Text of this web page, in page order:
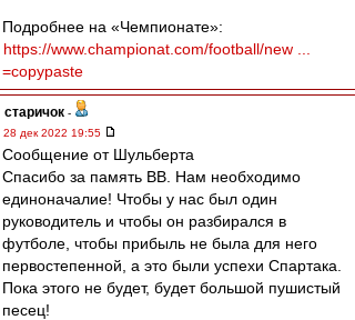
Подробнее на «Чемпионате»:
https://www.championat.com/football/new ...
=copypaste
старичок -
28 дек 2022 19:55
Сообщение от Шульберта
Спасибо за память ВВ. Нам необходимо
единоначалие! Чтобы у нас был один
руководитель и чтобы он разбирался в
футболе, чтобы прибыль не была для него
первостепенной, а это были успехи Спартака.
Пока этого не будет, будет большой пушистый
песец!